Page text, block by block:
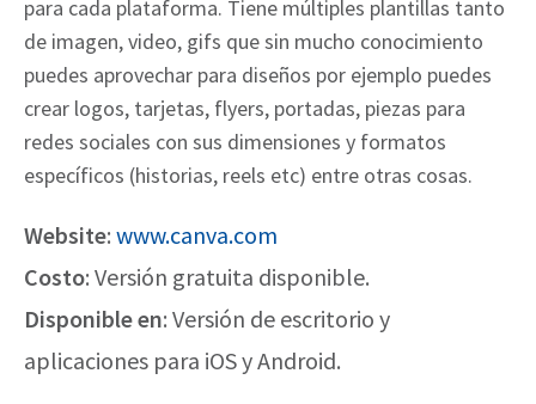
para cada plataforma. Tiene múltiples plantillas tanto
de imagen, video, gifs que sin mucho conocimiento
puedes aprovechar para diseños por ejemplo puedes
crear logos, tarjetas, flyers, portadas, piezas para
redes sociales con sus dimensiones y formatos
específicos (historias, reels etc) entre otras cosas.
Website: www.canva.com
Costo: Versión gratuita disponible.
Disponible en: Versión de escritorio y
aplicaciones para iOS y Android.